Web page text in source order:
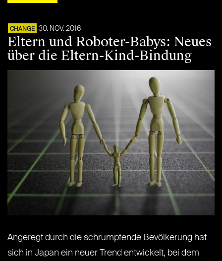
CHANGE 30. NOV. 2016
Eltern und Roboter-Babys: Neues
über die Eltern-Kind-Bindung
Angeregt durch die schrumpfende Bevölkerung hat
sich in Japan ein neuer Trend entwickelt, bei dem